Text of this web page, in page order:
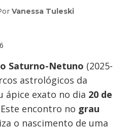
Vanessa Tuleski
Saturno-Netuno (2025-
astrológicos da
ápice exato no dia 20 de
encontro no grau
o nascimento de uma